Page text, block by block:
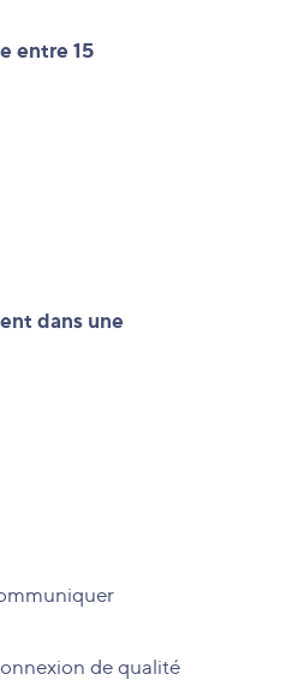
entre 15
dans une
de qualité